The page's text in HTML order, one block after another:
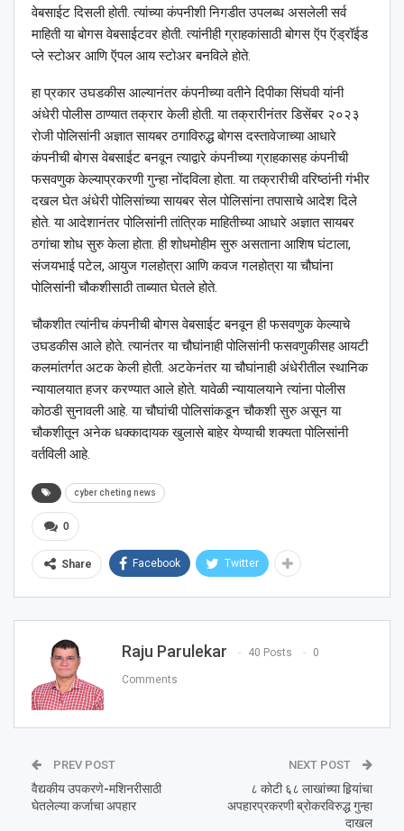
वेबसाईट दिसली होती. त्यांच्या कंपनीशी निगडीत उपलब्ध असलेली सर्व
माहिती या बोगस वेबसाईटवर होती. त्यांनीही ग्राहकांसाठी बोगस ऍप ऍड्रॉईड
प्ले स्टोअर आणि ऍपल आय स्टोअर बनविले होते.
हा प्रकार उघडकीस आल्यानंतर कंपनीच्या वतीने दिपीका सिंघवी यांनी
अंधेरी पोलीस ठाण्यात तक्रार केली होती. या तक्रारीनंतर डिसेंबर २०२३
रोजी पोलिसांनी अज्ञात सायबर ठगाविरुद्ध बोगस दस्तावेजाच्या आधारे
कंपनीची बोगस वेबसाईट बनवून त्याद्वारे कंपनीच्या ग्राहकासह कंपनीची
फसवणुक केल्याप्रकरणी गुन्हा नोंदविला होता. या तक्रारीची वरिष्ठांनी गंभीर
दखल घेत अंधेरी पोलिसांच्या सायबर सेल पोलिसांना तपासाचे आदेश दिले
होते. या आदेशानंतर पोलिसांनी तांत्रिक माहितीच्या आधारे अज्ञात सायबर
ठगांचा शोध सुरु केला होता. ही शोधमोहीम सुरु असताना आशिष घंटाला,
संजयभाई पटेल, आयुज गलहोत्रा आणि कवज गलहोत्रा या चौघांना
पोलिसांनी चौकशीसाठी ताब्यात घेतले होते.
चौकशीत त्यांनीच कंपनीची बोगस वेबसाईट बनवून ही फसवणुक केल्याचे
उघडकीस आले होते. त्यानंतर या चौघांनाही पोलिसांनी फसवणुकीसह आयटी
कलमांतर्गत अटक केली होती. अटकेनंतर या चौघांनाही अंधेरीतील स्थानिक
न्यायालयात हजर करण्यात आले होते. यावेळी न्यायालयाने त्यांना पोलीस
कोठडी सुनावली आहे. या चौघांची पोलिसांकडून चौकशी सुरु असून या
चौकशीतून अनेक धक्कादायक खुलासे बाहेर येण्याची शक्यता पोलिसांनी
वर्तविली आहे.
cyber cheting news
0
Share Facebook Twitter
Raju Parulekar 40 Posts 0
Comments
PREV POST
वैद्यकीय उपकरणे-मशिनरीसाठी
घेतलेल्या कर्जाचा अपहार
NEXT POST
८ कोटी ६८ लाखांच्या हिर्‍यांचा
अपहारप्रकरणी ब्रोकरविरुद्ध गुन्हा
दाखल